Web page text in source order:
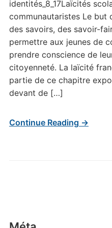
identités_8_17Laïcités
communautaristes Le but
des savoirs, des savoir-
permettre aux jeunes de
prendre conscience de
citoyenneté. La laïcité
partie de ce chapitre
devant de […]
Continue Reading →